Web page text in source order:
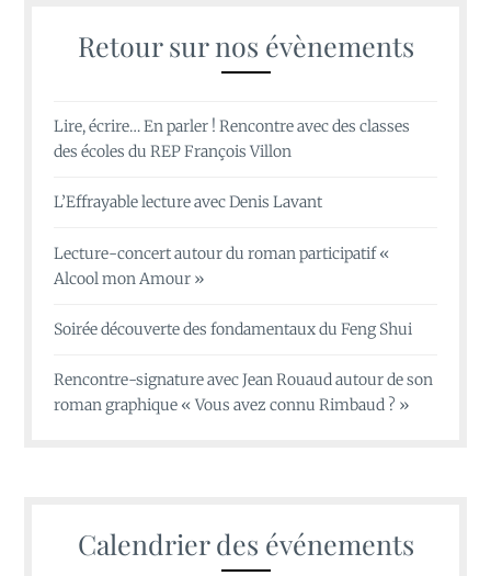
Retour sur nos évènements
Lire, écrire… En parler ! Rencontre avec des classes
des écoles du REP François Villon
L’Effrayable lecture avec Denis Lavant
Lecture-concert autour du roman participatif «
Alcool mon Amour »
Soirée découverte des fondamentaux du Feng Shui
Rencontre-signature avec Jean Rouaud autour de son
roman graphique « Vous avez connu Rimbaud ? »
Calendrier des événements